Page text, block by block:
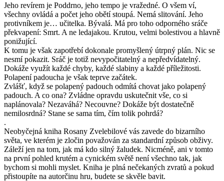
Jeho revírem je Poddrno, jeho tempo je vražedné. O všem ví,
všechny ovládá a počet jeho obětí stoupá. Nemá slitování. Jeho
protivníkem je… učitelka. Bývalá. Má pro toho odporného sráče
překvapení: Smrt. A ne ledajakou. Krutou, velmi bolestivou a hlavně
ponižující.
K tomu je však zapotřebí dokonale promyšlený útrpný plán. Nic se
nesmí pokazit. Sráč je totiž nevypočitatelný a nepředvídatelný.
Dokáže využít každé chyby, každé slabiny a každé příležitosti.
Polapení padoucha je však teprve začátek.
Zvlášť, když se polapený padouch odmítá chovat jako polapený
padouch. A co ona? Zvládne opravdu uskutečnit vše, co si
naplánovala? Nezaváhá? Necouvne? Dokáže být dostatečně
nemilosrdná? Stane se sama tím, čím tolik pohrdá?
.
Neobyčejná kniha Rosany Zvelebilové vás zavede do bizarního
světa, ve kterém je zločin považován za standardní způsob obživy.
Záleží jen na tom, jak má kdo silný žaludek. Nicméně, ani v tomto
na první pohled krutém a cynickém světě není všechno tak, jak
bychom si mohli myslet. Kniha je plná nečekaných zvratů a pokud
přistoupíte na autorčinu hru, budete se skvěle bavit.